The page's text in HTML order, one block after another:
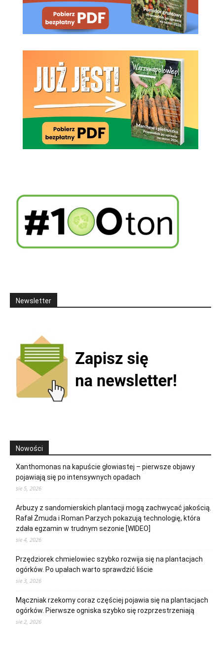
Newsletter
Nowości
Xanthomonas na kapuście głowiastej – pierwsze objawy
pojawiają się po intensywnych opadach
sie 5, 2026
Arbuzy z sandomierskich plantacji mogą zachwycać jakością.
Rafał Żmuda i Roman Parzych pokazują technologię, która
zdała egzamin w trudnym sezonie [WIDEO]
sie 4, 2026
Przędziorek chmielowiec szybko rozwija się na plantacjach
ogórków. Po upałach warto sprawdzić liście
sie 3, 2026
Mączniak rzekomy coraz częściej pojawia się na plantacjach
ogórków. Pierwsze ogniska szybko się rozprzestrzeniają
sie 2, 2026